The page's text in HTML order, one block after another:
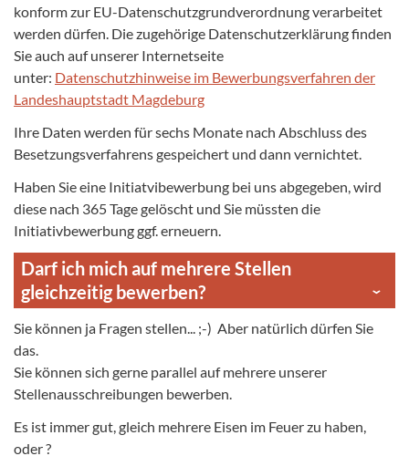
konform zur EU-Datenschutzgrundverordnung verarbeitet
werden dürfen. Die zugehörige Datenschutzerklärung finden
Sie auch auf unserer Internetseite
unter: Datenschutzhinweise im Bewerbungsverfahren der
Landeshauptstadt Magdeburg
Ihre Daten werden für sechs Monate nach Abschluss des
Besetzungsverfahrens gespeichert und dann vernichtet.
Haben Sie eine Initiatvibewerbung bei uns abgegeben, wird
diese nach 365 Tage gelöscht und Sie müssten die
Initiativbewerbung ggf. erneuern.
Darf ich mich auf mehrere Stellen
gleichzeitig bewerben?
Sie können ja Fragen stellen... ;-) Aber natürlich dürfen Sie
das.
Sie können sich gerne parallel auf mehrere unserer
Stellenausschreibungen bewerben.
Es ist immer gut, gleich mehrere Eisen im Feuer zu haben,
oder ?